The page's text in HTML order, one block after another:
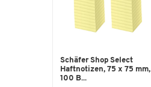
Schäfer Shop Select
Haftnotizen, 75 x 75 mm,
100 B...